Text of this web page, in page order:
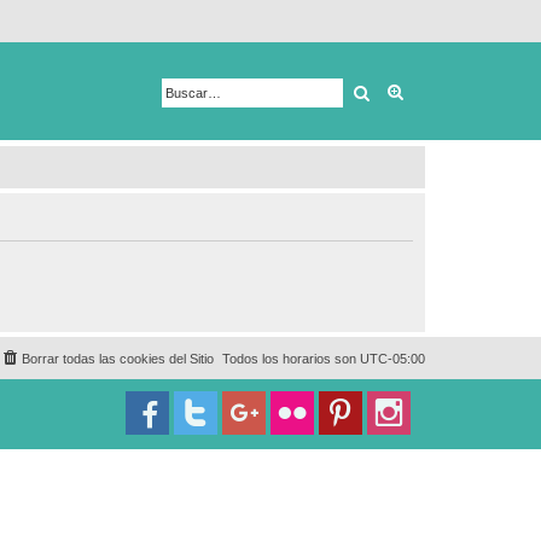
Buscar
Todos los horarios son UTC-05:00
Borrar todas las cookies del Sitio